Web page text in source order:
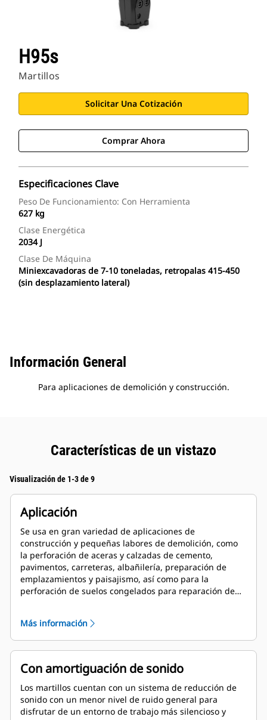
H95s
Martillos
Solicitar Una Cotización
Comprar Ahora
Especificaciones Clave
Peso De Funcionamiento: Con Herramienta
627 kg
Clase Energética
2034 J
Clase De Máquina
Miniexcavadoras de 7-10 toneladas, retropalas 415-450
(sin desplazamiento lateral)
Información General
Para aplicaciones de demolición y construcción.
Características de un vistazo
Visualización de 1-3 de 9
Aplicación
Se usa en gran variedad de aplicaciones de
construcción y pequeñas labores de demolición, como
la perforación de aceras y calzadas de cemento,
pavimentos, carreteras, albañilería, preparación de
emplazamientos y paisajismo, así como para la
perforación de suelos congelados para reparación de
Más información
Con amortiguación de sonido
Los martillos cuentan con un sistema de reducción de
sonido con un menor nivel de ruido general para
disfrutar de un entorno de trabajo más silencioso y